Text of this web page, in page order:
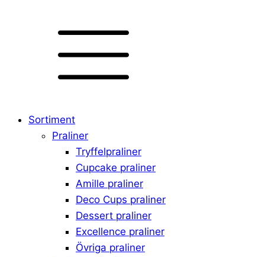
Sortiment
Praliner
Tryffelpraliner
Cupcake praliner
Amille praliner
Deco Cups praliner
Dessert praliner
Excellence praliner
Övriga praliner